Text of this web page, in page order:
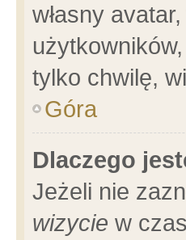
własny
tylko chwilę,
Góra
Dlaczego
Jeżeli nie
wizycie w